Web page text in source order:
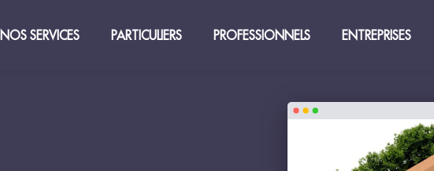
NOS SERVICES PARTICULIERS PROFESSIONNELS ENTREPRISES